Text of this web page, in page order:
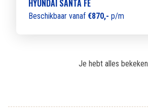
HYUNDAI SANTA FE
Beschikbaar vanaf €870,- p/m
Je hebt alles bekeken